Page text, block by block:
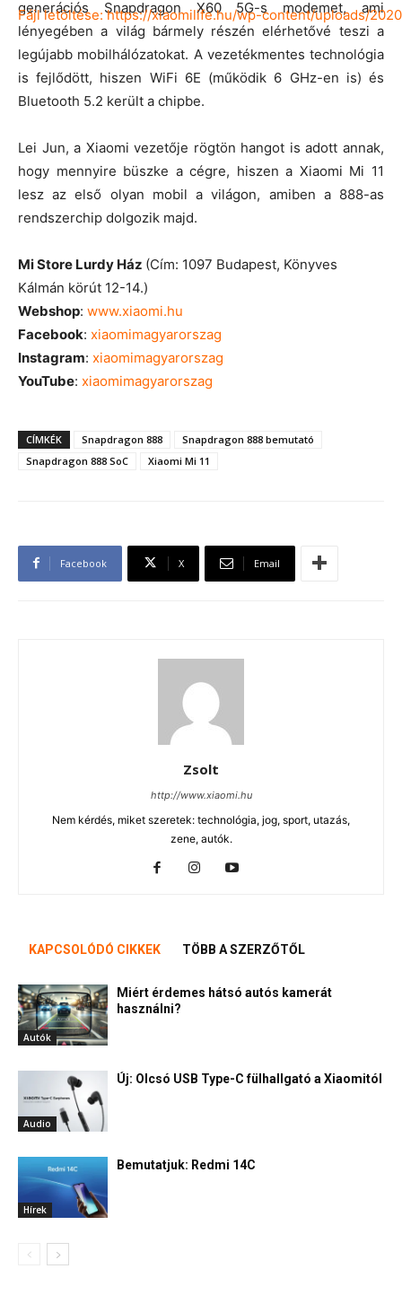
Fájl letöltése: https://xiaomilife.hu/wp-content/uploads/
00:00
generációs Snapdragon X60 5G-s modemet, ami
lényegében a világ bármely részén elérhetővé teszi a
legújabb mobilhálózatokat. A vezetékmentes technológia
is fejlődött, hiszen WiFi 6E (működik 6 GHz-en is) és
Bluetooth 5.2 került a chipbe.
Lei Jun, a Xiaomi vezetője rögtön hangot is adott annak,
hogy mennyire büszke a cégre, hiszen a Xiaomi Mi 11
lesz az első olyan mobil a világon, amiben a 888-as
rendszerchip dolgozik majd.
Mi Store Lurdy Ház (Cím: 1097 Budapest, Könyves
Kálmán körút 12-14.)
Webshop: www.xiaomi.hu
Facebook: xiaomimagyarorszag
Instagram: xiaomimagyarorszag
YouTube: xiaomimagyarorszag
CÍMKÉK Snapdragon 888
Snapdragon 888 bemutató
Snapdragon 888 SoC
Xiaomi Mi 11
Facebook X Email
Zsolt
http://www.xiaomi.hu
Nem kérdés, miket szeretek: technológia, jog, sport, utazás,
zene, autók.
KAPCSOLÓDÓ CIKKEK TÖBB A SZERZŐTŐL
Autók
Miért érdemes hátsó autós kamerát
használni?
Audio
Új: Olcsó USB Type-C fülhallgató a Xiaomitól
Hírek
Bemutatjuk: Redmi 14C